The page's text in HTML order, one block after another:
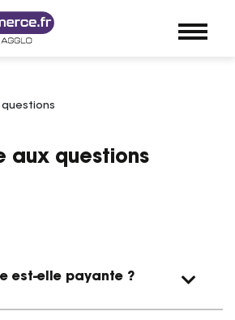
questions
aux questions
est-elle payante ?